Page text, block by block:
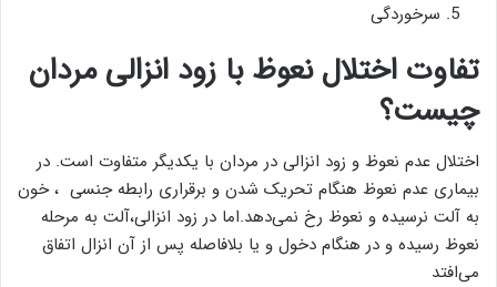
سرخوردگی
تفاوت اختلال نعوظ با زود انزالی مردان
چیست؟
اختلال عدم نعوظ و زود انزالی در مردان با یکدیگر متفاوت است. در
بیماری عدم نعوظ هنگام تحریک شدن و برقراری رابطه جنسی ، خون
به آلت نرسیده و نعوظ رخ نمی‌دهد.اما در زود انزالی،آلت به مرحله
نعوظ رسیده و در هنگام دخول و یا بلافاصله پس از آن انزال اتفاق
می‌‌افتد